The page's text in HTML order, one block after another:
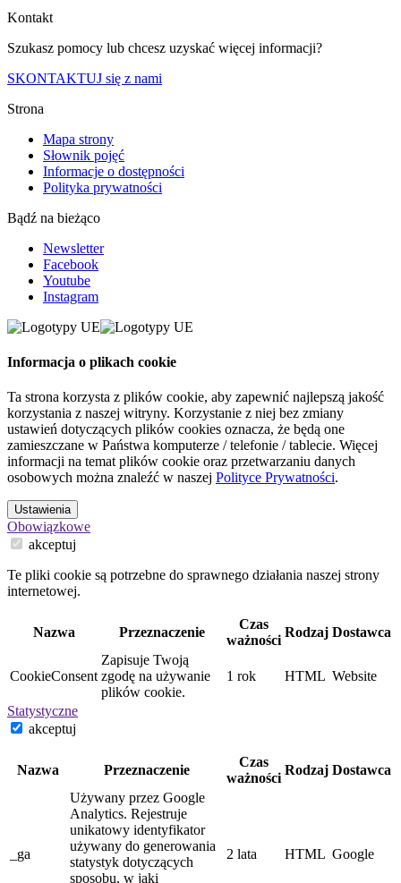
Kontakt
Szukasz pomocy lub chcesz uzyskać więcej informacji?
SKONTAKTUJ się z nami
Strona
Mapa strony
Słownik pojęć
Informacje o dostępności
Polityka prywatności
Bądź na bieżąco
Newsletter
Facebook
Youtube
Instagram
Informacja o plikach cookie
Ta strona korzysta z plików cookie, aby zapewnić najlepszą jakość
korzystania z naszej witryny. Korzystanie z niej bez zmiany
ustawień dotyczących plików cookies oznacza, że będą one
zamieszczane w Państwa komputerze / telefonie / tablecie. Więcej
informacji na temat plików cookie oraz przetwarzaniu danych
osobowych można znaleźć w naszej Polityce Prywatności.
Ustawienia
Obowiązkowe
akceptuj
Te pliki cookie są potrzebne do sprawnego działania naszej strony
internetowej.
Nazwa Przeznaczenie
Czas
ważności
Rodzaj Dostawca
CookieConsent
Zapisuje Twoją
zgodę na używanie
plików cookie.
1 rok HTML Website
Statystyczne
akceptuj
Nazwa Przeznaczenie
Czas
ważności
Rodzaj Dostawca
_ga
Używany przez Google
Analytics. Rejestruje
unikatowy identyfikator
używany do generowania
statystyk dotyczących
sposobu, w jaki
2 lata HTML Google